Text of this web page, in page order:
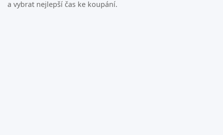
a vybrat nejlepší čas ke koupání.